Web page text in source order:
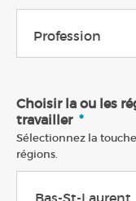
Choisir la ou les
travailler *
Sélectionnez la
régions.